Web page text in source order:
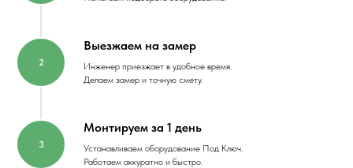
Выезжаем на замер
Инженер приезжает в удобное время.
Делаем замер и точную смету.
Монтируем за 1 день
Устанавливаем оборудование Под Ключ.
Работаем аккуратно и быстро.